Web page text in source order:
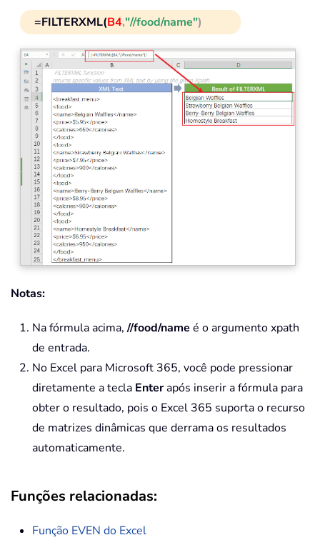
=FILTERXML(B4,"//food/name")
Notas:
Na fórmula acima,//food/name é o argumento xpath
de entrada.
No Excel para Microsoft 365, você pode pressionar
diretamente a tecla Enterapós inserir a fórmula para
obter o resultado, pois o Excel 365 suporta o recurso
de matrizes dinâmicas que derrama os resultados
automaticamente.
Funções relacionadas:
Função EVEN do Excel